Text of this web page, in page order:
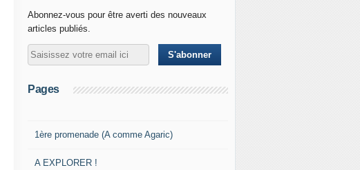
Abonnez-vous pour être averti des nouveaux
articles publiés.
Pages
1ère promenade (A comme Agaric)
A EXPLORER !